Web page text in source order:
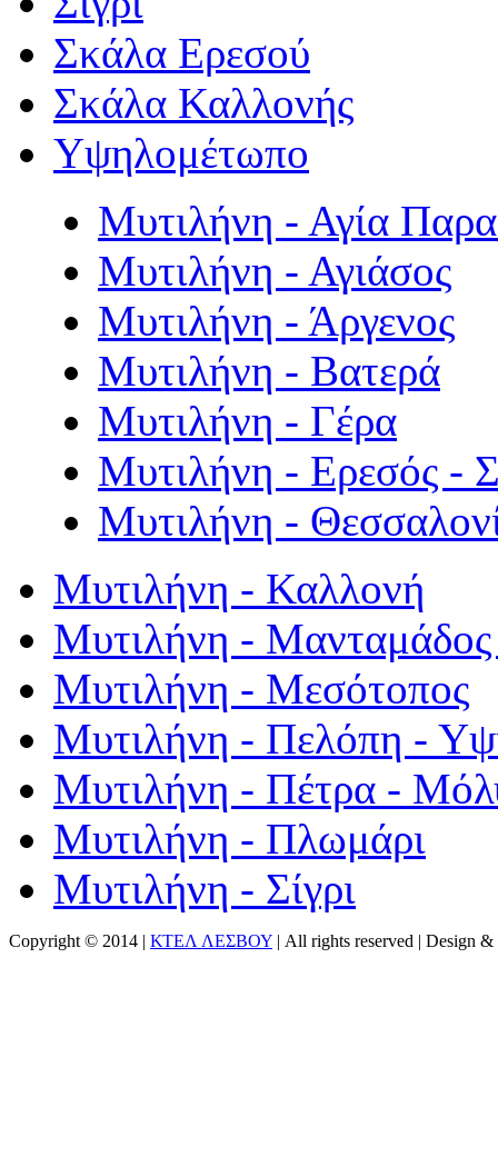
Σκάλα Ερεσού
Σκάλα Καλλονής
Υψηλομέτωπο
Μυτιλήνη - Αγία
Μυτιλήνη - Αγιάσος
Μυτιλήνη - Άργενος
Μυτιλήνη - Βατερά
Μυτιλήνη - Γέρα
Μυτιλήνη - Ερεσός -
Μυτιλήνη -
Μυτιλήνη - Καλλονή
Μυτιλήνη - Μανταμάδος
Μυτιλήνη - Μεσότοπος
Μυτιλήνη - Πελόπη -
Μυτιλήνη - Πέτρα -
Μυτιλήνη - Πλωμάρι
Μυτιλήνη - Σίγρι
Copyright © 2014 | ΚΤΕΛ ΛΕΣΒΟΥ | All rights reserved | Design &